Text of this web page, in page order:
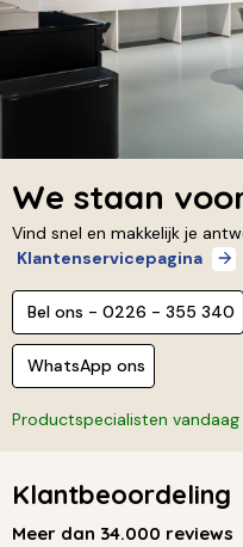
We staan
Vind snel en makkelijk je
Klantenservicepagina
Bel ons - 0226 - 355 340
WhatsApp ons
Productspecialisten
Klantbeoordeling
Meer dan 34.000 reviews